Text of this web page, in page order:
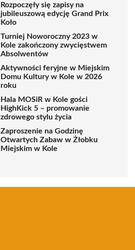
Rozpoczęły się zapisy na
jubileuszową edycję Grand Prix
Koło
Turniej Noworoczny 2023 w
Kole zakończony zwycięstwem
Absolwentów
Aktywności feryjne w Miejskim
Domu Kultury w Kole w 2026
roku
Hala MOSiR w Kole gości
HighKick 5 – promowanie
zdrowego stylu życia
Zaproszenie na Godzinę
Otwartych Zabaw w Żłobku
Miejskim w Kole